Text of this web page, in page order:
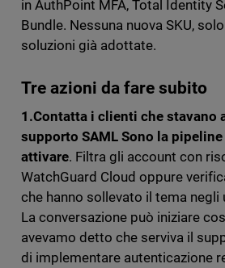
in AuthPoint MFA, Total Identity
Bundle. Nessuna nuova SKU,
soluzioni già adottate.
Tre azioni da fare subito
1.Contatta i clienti che stavano
supporto SAML Sono la
attivare. Filtra gli account con
WatchGuard Cloud oppure
che hanno sollevato il tema
La conversazione può iniziare
avevamo detto che serviva il
di implementare autenticazione